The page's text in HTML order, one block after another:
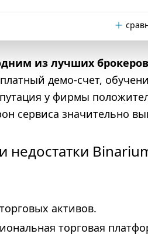
из лучших
демо-счет,
у фирмы
сервиса значительно
недостатки
активов.
торговая